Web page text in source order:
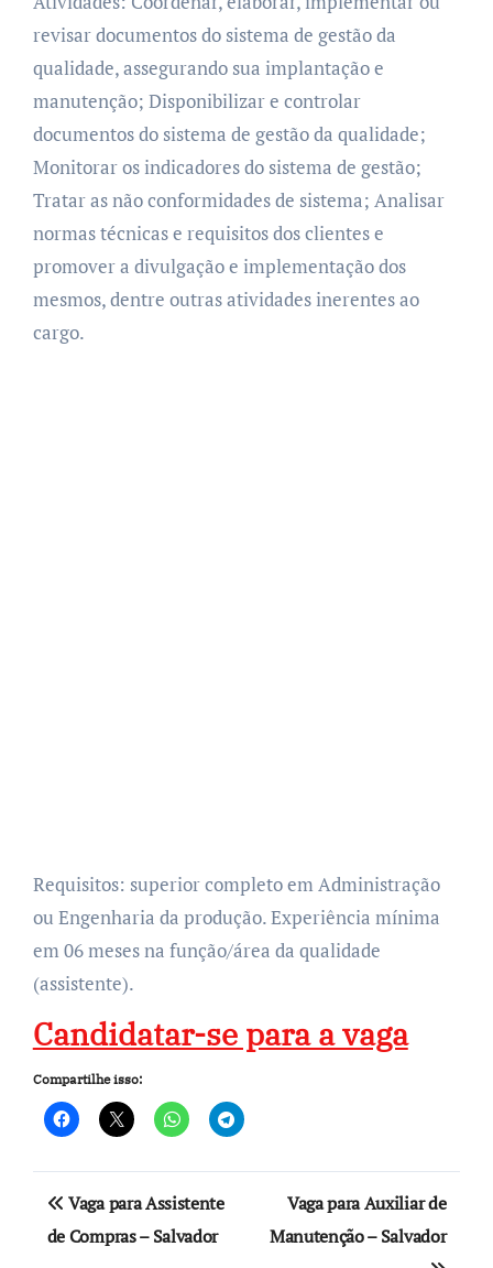
revisar documentos do sistema de gestão da
qualidade, assegurando sua implantação e
manutenção; Disponibilizar e controlar
documentos do sistema de gestão da qualidade;
Monitorar os indicadores do sistema de gestão;
Tratar as não conformidades de sistema; Analisar
normas técnicas e requisitos dos clientes e
promover a divulgação e implementação dos
mesmos, dentre outras atividades inerentes ao
cargo.
Requisitos: superior completo em Administração
ou Engenharia da produção. Experiência mínima
em 06 meses na função/área da qualidade
(assistente).
Candidatar-se para a vaga
Compartilhe isso:
Navegação
de
Vaga para Assistente
de Compras – Salvador
Vaga para Auxiliar de
Manutenção – Salvador